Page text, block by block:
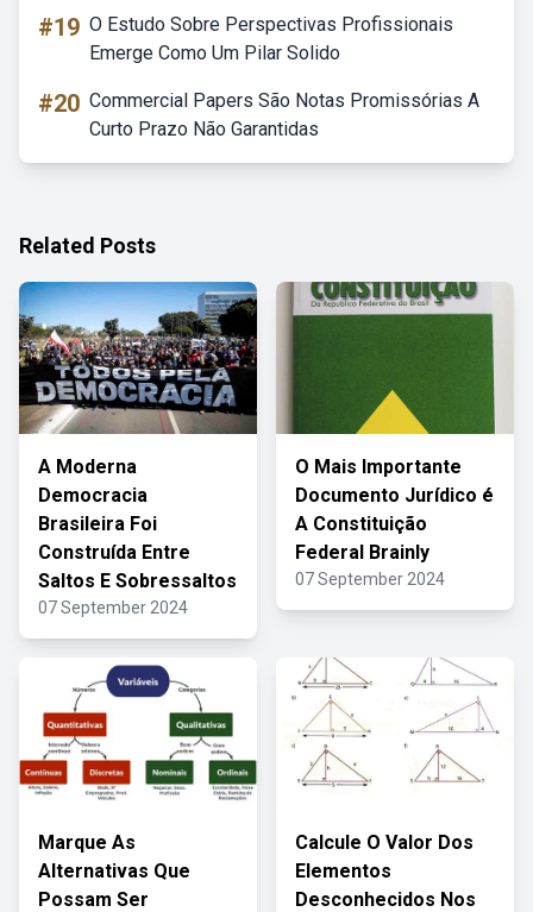
#19 O Estudo Sobre Perspectivas Profissionais
Emerge Como Um Pilar Solido
#20 Commercial Papers São Notas Promissórias A
Curto Prazo Não Garantidas
Related Posts
A Moderna
Democracia
Brasileira Foi
Construída Entre
Saltos E Sobressaltos
07 September 2024
O Mais Importante
Documento Jurídico é
A Constituição
Federal Brainly
07 September 2024
Marque As
Alternativas Que
Possam Ser
Calcule O Valor Dos
Elementos
Desconhecidos Nos